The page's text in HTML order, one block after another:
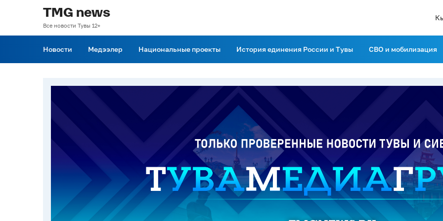
TMG news
Все новости Тувы 12+
Новости Медээлер Национальные проекты История единения России и Тувы СВО и мобилизация